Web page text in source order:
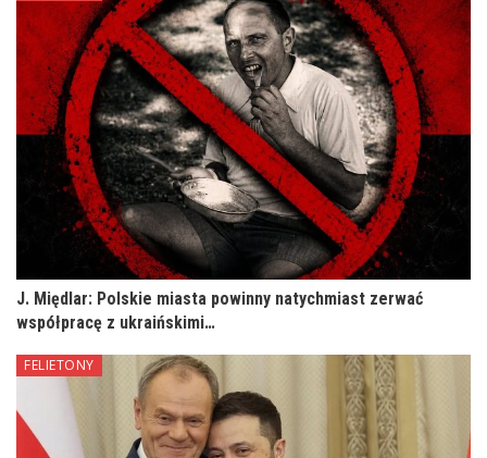
J. Międlar: Polskie miasta powinny natychmiast zerwać
współpracę z ukraińskimi…
FELIETONY